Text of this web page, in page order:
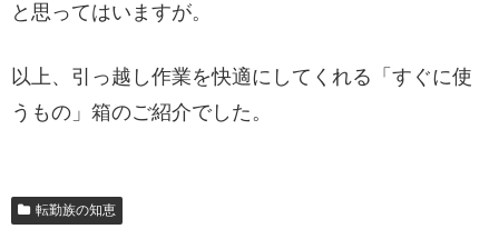
と思ってはいますが。
以上、引っ越し作業を快適にしてくれる「すぐに使
うもの」箱のご紹介でした。
転勤族の知恵